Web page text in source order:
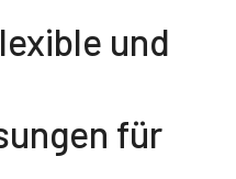
und
für